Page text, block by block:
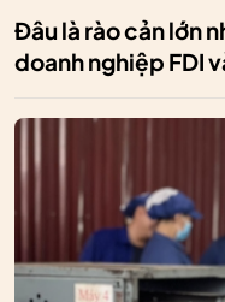
Đâu là rào cản lớn
doanh nghiệp FDI